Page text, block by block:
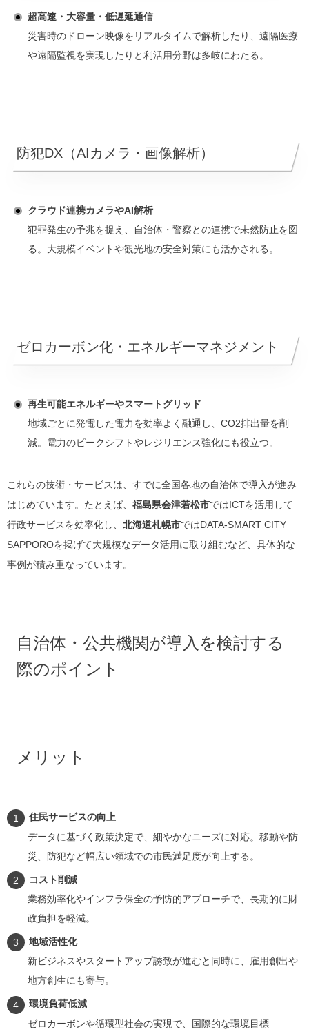
超高速・大容量・低遅延通信
災害時のドローン映像をリアルタイムで解析したり、遠隔医療
や遠隔監視を実現したりと利活用分野は多岐にわたる。
防犯DX（AIカメラ・画像解析）
クラウド連携カメラやAI解析
犯罪発生の予兆を捉え、自治体・警察との連携で未然防止を図
る。大規模イベントや観光地の安全対策にも活かされる。
ゼロカーボン化・エネルギーマネジメント
再生可能エネルギーやスマートグリッド
地域ごとに発電した電力を効率よく融通し、CO2排出量を削
減。電力のピークシフトやレジリエンス強化にも役立つ。
これらの技術・サービスは、すでに全国各地の自治体で導入が進み
はじめています。たとえば、 福島県会津若松市ではICTを活用して
行政サービスを効率化し、 北海道札幌市ではDATA-SMART CITY
SAPPOROを掲げて大規模なデータ活用に取り組むなど、具体的な
事例が積み重なっています。
自治体・公共機関が導入を検討する
際のポイント
メリット
住民サービスの向上
データに基づく政策決定で、細やかなニーズに対応。移動や防
災、防犯など幅広い領域での市民満足度が向上する。
コスト削減
業務効率化やインフラ保全の予防的アプローチで、長期的に財
政負担を軽減。
地域活性化
新ビジネスやスタートアップ誘致が進むと同時に、雇用創出や
地方創生にも寄与。
環境負荷低減
ゼロカーボンや循環型社会の実現で、国際的な環境目標